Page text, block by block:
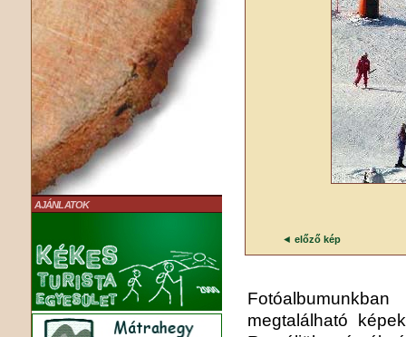
AJÁNLATOK
◄ előző kép
megtalálható